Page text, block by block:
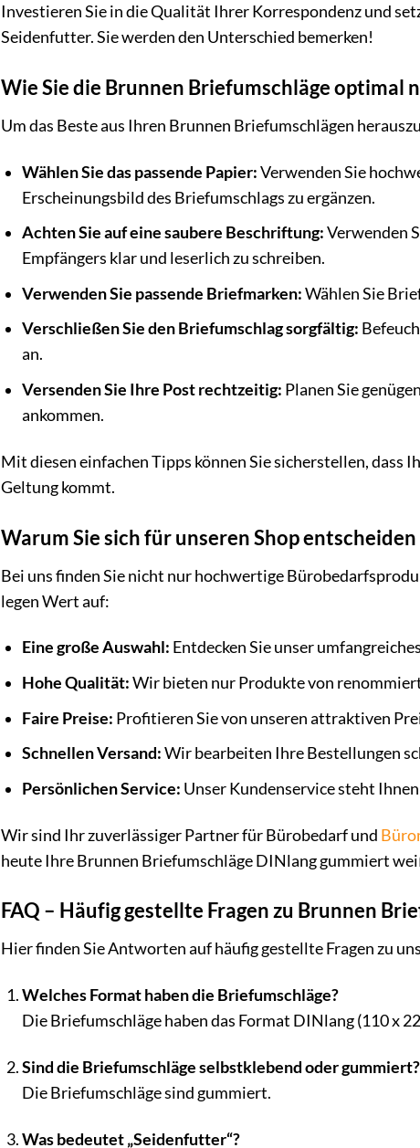
Investieren Sie in die Qualität Ihrer Korrespondenz und
Seidenfutter. Sie werden den Unterschied bemerken!
Wie Sie die Brunnen Briefumschläge optimal
Um das Beste aus Ihren Brunnen Briefumschlägen
Wählen Sie das passende Papier:Verwenden Sie
Erscheinungsbild des Briefumschlags zu ergänzen.
Achten Sie auf eine saubere Beschriftung:Verwenden
Empfängers klar und leserlich zu schreiben.
Verwenden Sie passende Briefmarken:Wählen Sie
Verschließen Sie den Briefumschlag sorgfältig:
an.
Versenden Sie Ihre Post rechtzeitig: Planen Sie
ankommen.
Mit diesen einfachen Tipps können Sie sicherstellen,
Geltung kommt.
Warum Sie sich für unseren Shop
Bei uns finden Sie nicht nur hochwertige
legen Wert auf:
Eine große Auswahl: Entdecken Sie unser
Hohe Qualität:Wir bieten nur Produkte von
Faire Preise: Profitieren Sie von unseren attraktiven
Schnellen Versand:Wir bearbeiten Ihre Bestellungen
Persönlichen Service: Unser Kundenservice steht
Wir sind Ihr zuverlässiger Partner für Bürobedarf und
heute Ihre Brunnen Briefumschläge DINlang gummiert
FAQ – Häufig gestellte Fragen zu Brunnen
Hier finden Sie Antworten auf häufig gestellte Fragen zu
Welches Format haben die Briefumschläge?
Die Briefumschläge haben das Format DINlang (110 x
Sind die Briefumschläge selbstklebend oder gummiert?
Die Briefumschläge sind gummiert.
Was bedeutet „Seidenfutter“?